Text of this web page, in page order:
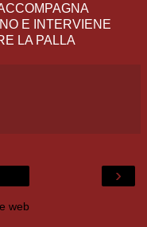
E INTERVIENE
LA PALLA
›
web